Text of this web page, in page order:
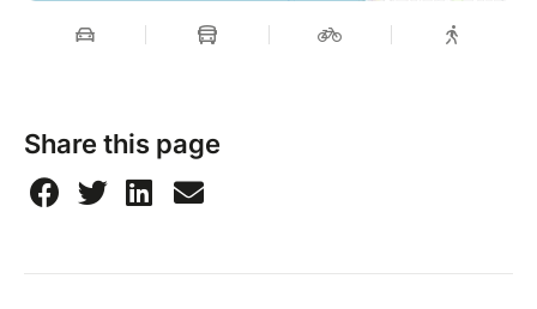
Share this page